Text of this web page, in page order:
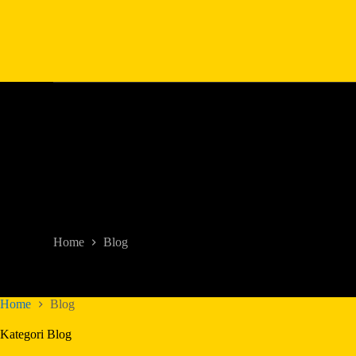
Home
Blog
Home Blog
Kategori Blog